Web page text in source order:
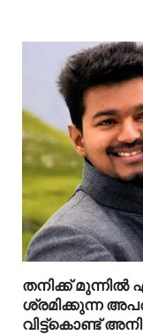
തനിക്ക്
ശ്രമിക്കുന്ന
വിട്ട്കൊണ്ട്